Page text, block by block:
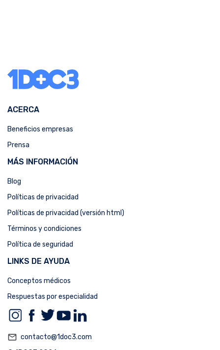
ACERCA
Beneficios empresas
Prensa
MÁS INFORMACIÓN
Blog
Políticas de privacidad
Políticas de privacidad (versión html)
Términos y condiciones
Política de seguridad
LINKS DE AYUDA
Conceptos médicos
Respuestas por especialidad
mail_outline contacto@1doc3.com